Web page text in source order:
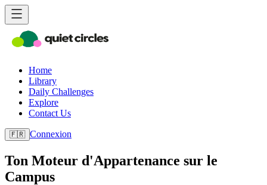
Home
Library
Daily Challenges
Explore
Contact Us
🇫🇷 Connexion
Ton Moteur d'Appartenance sur le
Campus